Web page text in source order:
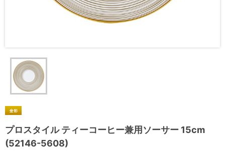
プロスタイル ティーコーヒー兼用ソーサー 15cm
(52146-5608)